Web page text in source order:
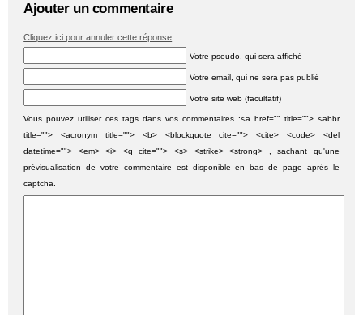
Ajouter un commentaire
Cliquez ici pour annuler cette réponse
Votre pseudo, qui sera affiché
Votre email, qui ne sera pas publié
Votre site web (facultatif)
Vous pouvez utiliser ces tags dans vos commentaires :<a href="" title=""> <abbr
title=""> <acronym title=""> <b> <blockquote cite=""> <cite> <code> <del
datetime=""> <em> <i> <q cite=""> <s> <strike> <strong> , sachant qu'une
prévisualisation de votre commentaire est disponible en bas de page après le
captcha.